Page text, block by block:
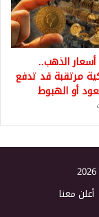
الذهب..
مرتقبة قد تدفع
أو الهبوط
أعلن معنا